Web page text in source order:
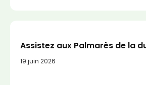
Assistez aux Palmarès de la
19 juin 2026